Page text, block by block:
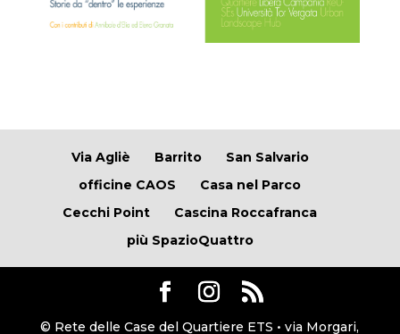
Via Agliè Barrito
San Salvario
officine CAOS
Casa nel Parco
Cecchi Point
Cascina Roccafranca
più SpazioQuattro
© Rete delle Case del Quartiere ETS • via Morgari,